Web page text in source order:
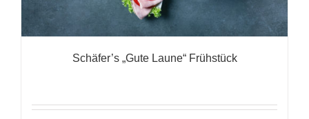
Schäfer’s „Gute Laune“ Frühstück